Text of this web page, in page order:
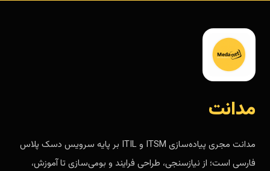
مدانت
مدانت مجری پیاده‌سازی ITSM و ITIL بر پایه سرویس دسک پلاس
فارسی است؛ از نیازسنجی، طراحی فرایند و بومی‌سازی تا آموزش،